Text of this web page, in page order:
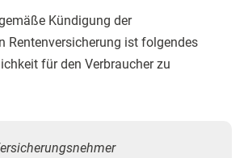
Kündigung der
Rentenversicherung ist folgendes
für den Verbraucher zu